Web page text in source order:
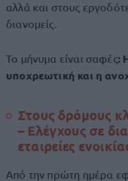
αλλά και στους
διανομείς.
Το μήνυμα είναι σαφές:
υποχρεωτική και η
Στους δρόμους
– Ελέγχους σε
εταιρείες
Από την πρώτη ημέρα